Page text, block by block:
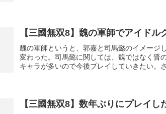
【三國無双8】魏の軍師でアイドル
魏の軍師というと、郭嘉と司馬懿のイメージ
変わった。司馬懿に関しては、魏ではなく晋
キャラが多いので今後プレイしていきたい。
【三國無双8】数年ぶりにプレイ